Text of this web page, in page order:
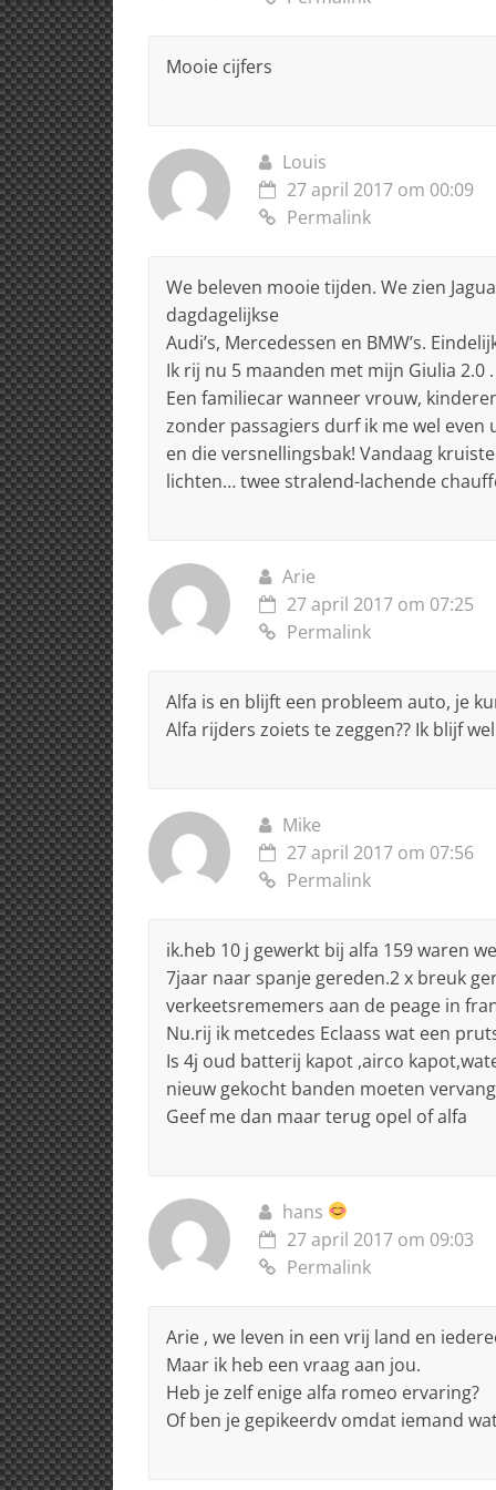
Mooie cijfers
Louis
27 april 2017 om 00:09
Permalink
We beleven mooie tijden. We zien
dagdagelijkse
Audi’s, Mercedessen en BMW’s.
Ik rij nu 5 maanden met mijn Giulia
Een familiecar wanneer vrouw,
zonder passagiers durf ik me wel
en die versnellingsbak! Vandaag
lichten… twee stralend-lachende
Arie
27 april 2017 om 07:25
Permalink
Alfa is en blijft een probleem auto, je
Alfa rijders zoiets te zeggen?? Ik blijf
Mike
27 april 2017 om 07:56
Permalink
ik.heb 10 j gewerkt bij alfa 159 waren
7jaar naar spanje gereden.2 x breuk
verkeetsrememers aan de peage in
Nu.rij ik metcedes Eclaass wat een
Is 4j oud batterij kapot ,airco
nieuw gekocht banden moeten
Geef me dan maar terug opel of alfa
hans
27 april 2017 om 09:03
Permalink
Arie , we leven in een vrij land en
Maar ik heb een vraag aan jou.
Heb je zelf enige alfa romeo ervaring?
Of ben je gepikeerdv omdat iemand